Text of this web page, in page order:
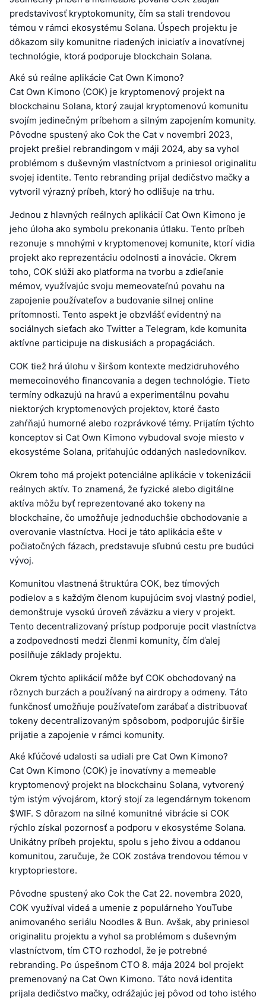
predstavivosť kryptokomunity, čím sa stali trendovou
témou v rámci ekosystému Solana. Úspech projektu je
dôkazom sily komunitne riadených iniciatív a inovatívnej
technológie, ktorá podporuje blockchain Solana.
Aké sú reálne aplikácie Cat Own Kimono?
Cat Own Kimono (COK) je kryptomenový projekt na
blockchainu Solana, ktorý zaujal kryptomenovú komunitu
svojím jedinečným príbehom a silným zapojením komunity.
Pôvodne spustený ako Cok the Cat v novembri 2023,
projekt prešiel rebrandingom v máji 2024, aby sa vyhol
problémom s duševným vlastníctvom a priniesol originalitu
svojej identite. Tento rebranding prijal dedičstvo mačky a
vytvoril výrazný príbeh, ktorý ho odlišuje na trhu.
Jednou z hlavných reálnych aplikácií Cat Own Kimono je
jeho úloha ako symbolu prekonania útlaku. Tento príbeh
rezonuje s mnohými v kryptomenovej komunite, ktorí vidia
projekt ako reprezentáciu odolnosti a inovácie. Okrem
toho, COK slúži ako platforma na tvorbu a zdieľanie
mémov, využívajúc svoju memeovateľnú povahu na
zapojenie používateľov a budovanie silnej online
prítomnosti. Tento aspekt je obzvlášť evidentný na
sociálnych sieťach ako Twitter a Telegram, kde komunita
aktívne participuje na diskusiách a propagáciách.
COK tiež hrá úlohu v širšom kontexte medzidruhového
memecoinového financovania a degen technológie. Tieto
termíny odkazujú na hravú a experimentálnu povahu
niektorých kryptomenových projektov, ktoré často
zahŕňajú humorné alebo rozprávkové témy. Prijatím týchto
konceptov si Cat Own Kimono vybudoval svoje miesto v
ekosystéme Solana, priťahujúc oddaných nasledovníkov.
Okrem toho má projekt potenciálne aplikácie v tokenizácii
reálnych aktív. To znamená, že fyzické alebo digitálne
aktíva môžu byť reprezentované ako tokeny na
blockchaine, čo umožňuje jednoduchšie obchodovanie a
overovanie vlastníctva. Hoci je táto aplikácia ešte v
počiatočných fázach, predstavuje sľubnú cestu pre budúci
vývoj.
Komunitou vlastnená štruktúra COK, bez tímových
podielov a s každým členom kupujúcim svoj vlastný podiel,
demonštruje vysokú úroveň záväzku a viery v projekt.
Tento decentralizovaný prístup podporuje pocit vlastníctva
a zodpovednosti medzi členmi komunity, čím ďalej
posilňuje základy projektu.
Okrem týchto aplikácií môže byť COK obchodovaný na
rôznych burzách a používaný na airdropy a odmeny. Táto
funkčnosť umožňuje používateľom zarábať a distribuovať
tokeny decentralizovaným spôsobom, podporujúc širšie
prijatie a zapojenie v rámci komunity.
Aké kľúčové udalosti sa udiali pre Cat Own Kimono?
Cat Own Kimono (COK) je inovatívny a memeable
kryptomenový projekt na blockchainu Solana, vytvorený
tým istým vývojárom, ktorý stojí za legendárnym tokenom
$WIF. S dôrazom na silné komunitné vibrácie si COK
rýchlo získal pozornosť a podporu v ekosystéme Solana.
Unikátny príbeh projektu, spolu s jeho živou a oddanou
komunitou, zaručuje, že COK zostáva trendovou témou v
kryptopriestore.
Pôvodne spustený ako Cok the Cat 22. novembra 2020,
COK využíval videá a umenie z populárneho YouTube
animovaného seriálu Noodles & Bun. Avšak, aby priniesol
originalitu projektu a vyhol sa problémom s duševným
vlastníctvom, tím CTO rozhodol, že je potrebné
rebranding. Po úspešnom CTO 8. mája 2024 bol projekt
premenovaný na Cat Own Kimono. Táto nová identita
prijala dedičstvo mačky, odrážajúc jej pôvod od toho istého